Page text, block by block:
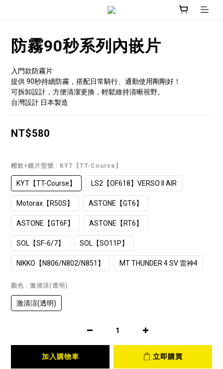
防霧90秒系列內嵌片
入門款防霧片
提供 90秒持續防霧，搭配日常騎行、通勤使用剛剛好！
可拆卸設計，方便清潔更換，輕鬆維持清晰視野。
台灣設計 日本製造
NT$580
帽款+鏡片型號 : KYT【TT-Course】
KYT【TT-Course】 LS2【OF618】VERSO II AIR
Motorax【R50S】 ASTONE【GT6】
ASTONE【GT6F】 ASTONE【RT6】
SOL【SF-6/7】 SOL【SO11P】
NIKKO【N806/N802/N851】 MT THUNDER 4 SV 雷神4
顏色 : 激清涼(透明)
激清涼(透明)
加入購物車 立即購買